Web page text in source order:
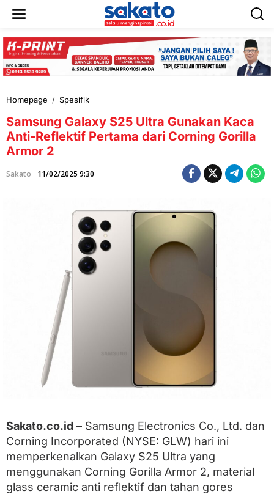
a
k
Homepage / Spesifik
m
s
u
G
a
x
y
S
2
5
U
a
c
a
A
n
t
i
Samsung Galaxy S25 Ultra Gunakan Kaca
Anti-Reflektif Pertama dari Corning Gorilla
Armor 2
Sakato 11/02/2025 9:30
Sakato.co.id – Samsung Electronics Co., Ltd. dan
Corning Incorporated (NYSE: GLW) hari ini
memperkenalkan Galaxy S25 Ultra yang
menggunakan Corning Gorilla Armor 2, material
glass ceramic anti reflektif dan tahan gores